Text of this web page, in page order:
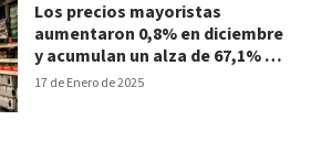
17 de Enero de 2025
Los precios mayoristas
aumentaron 0,8% en diciembre
y acumulan un alza de 67,1% en
2024